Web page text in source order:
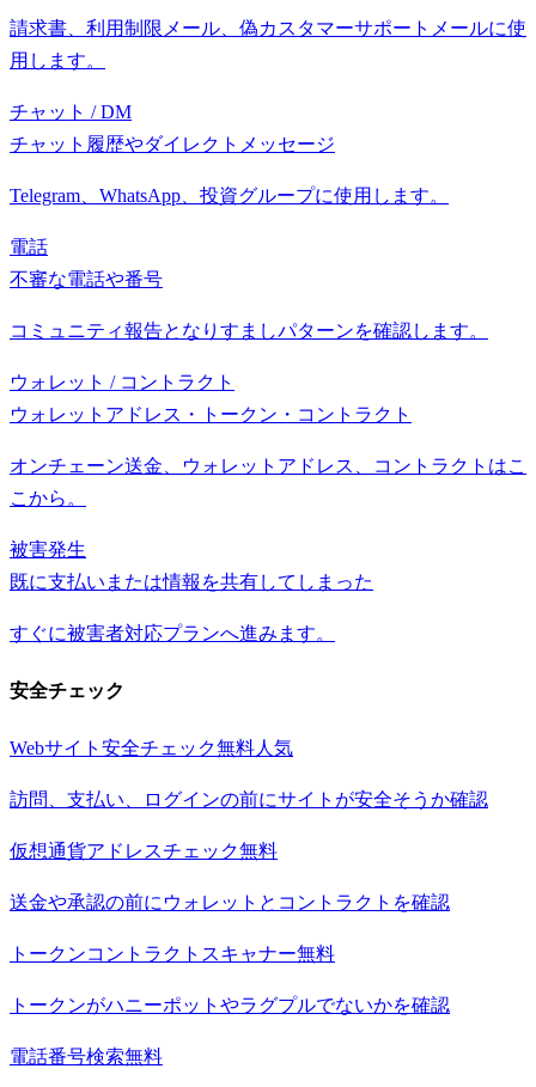
請求書、利用制限メール、偽カスタマーサポートメールに使
用します。
チャット / DM
チャット履歴やダイレクトメッセージ
Telegram、WhatsApp、投資グループに使用します。
電話
不審な電話や番号
コミュニティ報告となりすましパターンを確認します。
ウォレット / コントラクト
ウォレットアドレス・トークン・コントラクト
オンチェーン送金、ウォレットアドレス、コントラクトはこ
こから。
被害発生
既に支払いまたは情報を共有してしまった
すぐに被害者対応プランへ進みます。
安全チェック
Webサイト安全チェック無料人気
訪問、支払い、ログインの前にサイトが安全そうか確認
仮想通貨アドレスチェック無料
送金や承認の前にウォレットとコントラクトを確認
トークンコントラクトスキャナー無料
トークンがハニーポットやラグプルでないかを確認
電話番号検索無料